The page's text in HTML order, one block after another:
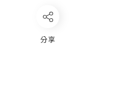
分享